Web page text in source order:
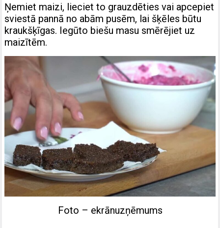
Ņemiet maizi, lieciet to grauzdēties vai apcepiet
sviestā pannā no abām pusēm, lai šķēles būtu
kraukšķīgas. Iegūto biešu masu smērējiet uz
maizītēm.
Foto – ekrānuzņēmums